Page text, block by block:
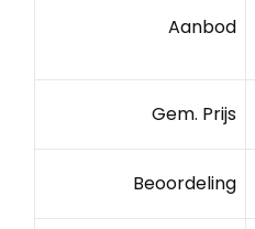
Aanbod
Gem. Prijs
Beoordeling